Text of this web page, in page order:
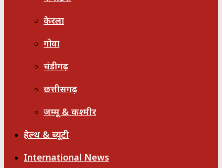
केरला
गोवा
चंडीगढ़
छत्तीसगढ़
जम्मू & कश्मीर
हेल्थ & ब्यूटी
International News